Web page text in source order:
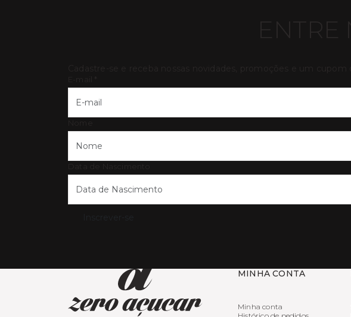
MINHA CONTA
Minha conta